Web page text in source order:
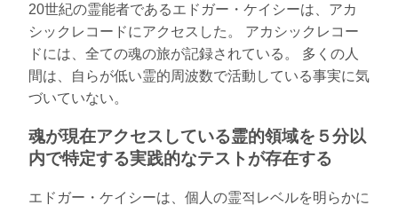
20世紀の霊能者であるエドガー・ケイシーは、アカ
シックレコードにアクセスした。 アカシックレコー
ドには、全ての魂の旅が記録されている。 多くの人
間は、自らが低い霊的周波数で活動している事実に気
づいていない。
魂が現在アクセスしている霊的領域を５分以
内で特定する実践的なテストが存在する
エドガー・ケイシーは、個人の霊적レベルを明らかに